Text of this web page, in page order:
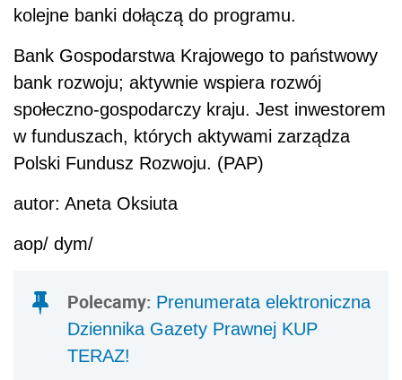
kolejne banki dołączą do programu.
Bank Gospodarstwa Krajowego to państwowy
bank rozwoju; aktywnie wspiera rozwój
społeczno-gospodarczy kraju. Jest inwestorem
w funduszach, których aktywami zarządza
Polski Fundusz Rozwoju. (PAP)
autor: Aneta Oksiuta
aop/ dym/
Polecamy: Prenumerata elektroniczna
Dziennika Gazety Prawnej KUP
TERAZ!